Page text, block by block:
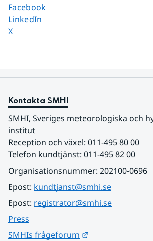
Dela sidan på
Facebook
Dela sidan på
LinkedIn
Dela sidan på
X
Kontakta SMHI
SMHI, Sveriges meteorologiska och
institut
Reception och växel: 011-495 80 00
Telefon kundtjänst: 011-495 82 00
Organisationsnummer: 202100-0696
Epost: kundtjanst@smhi.se
Epost: registrator@smhi.se
Press
SMHIs frågeforum